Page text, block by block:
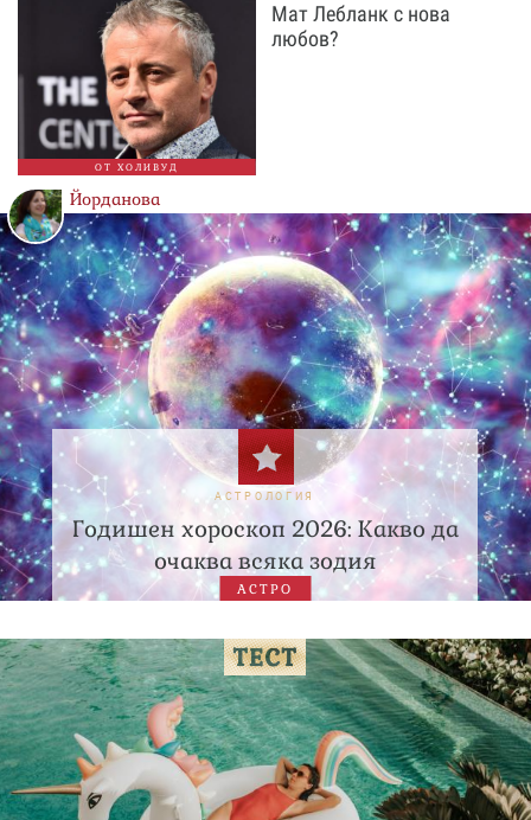
ОТ ХОЛИВУД
Мат Лебланк с нова
любов?
Йорданова
АСТРОЛОГИЯ
Годишен хороскоп 2026: Какво да
очаква всяка зодия
АСТРО